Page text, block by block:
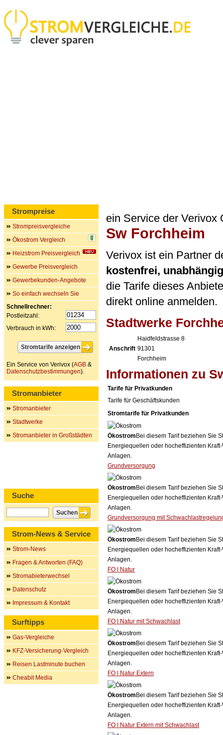
ein Service der Verivox
Sw Forchheim
Verivox ist ein Partner
kostenfrei,
die Tarife dieses
direkt online anmelden.
Stadtwerke
Anschrift
Haidfeldstrasse 8
91301
Forchheim
Informationen zu
Tarife für Privatkunden
Tarife für Geschäftskunden
Stromtarife für Privatkunden
Ökostrom Bei diesem Tarif beziehen Sie
Energiequellen oder hocheffizienten
Anlagen.
Grundversorgung
Ökostrom Bei diesem Tarif beziehen Sie
Energiequellen oder hocheffizienten
Anlagen.
Grundversorgung mit
Ökostrom Bei diesem Tarif beziehen Sie
Energiequellen oder hocheffizienten
Anlagen.
FO | Natur
Ökostrom Bei diesem Tarif beziehen Sie
Energiequellen oder hocheffizienten
Anlagen.
FO | Natur mit Schwachlast
Ökostrom Bei diesem Tarif beziehen Sie
Energiequellen oder hocheffizienten
Anlagen.
FO | Natur Extern
Ökostrom Bei diesem Tarif beziehen Sie
Energiequellen oder hocheffizienten
Anlagen.
FO | Natur Extern mit Schwachlast
Strompreise
Strompreisvergleiche
Ökostrom Vergleich
Heizstrom Preisvergleich
Gewerbe Preisvergleich
Gewerbekunden-Angebote
So einfach wechseln Sie
Schnellrechner:
Postleitzahl:
Verbrauch in kWh:
Ein Service von Verivox (AGB &
Datenschutzbestimmungen).
Stromanbieter
Stromanbieter
Stadtwerke
Stromanbieter in Großstädten
Suche
Strom-News & Service
Strom-News
Fragen & Antworten (FAQ)
Stromabieterwechsel
Datenschutz
Impressum & Kontakt
Surftipps
Gas-Vergleiche
KFZ-Versicherung-Vergleich
Reisen Lastminute buchen
Cheabit Media